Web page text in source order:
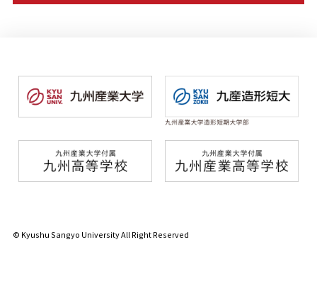
© Kyushu Sangyo University All Right Reserved